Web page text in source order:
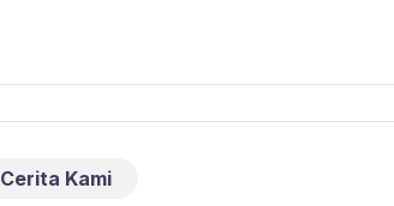
Cerita Kami